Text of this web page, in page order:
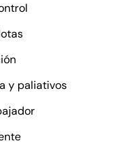
y paliativos